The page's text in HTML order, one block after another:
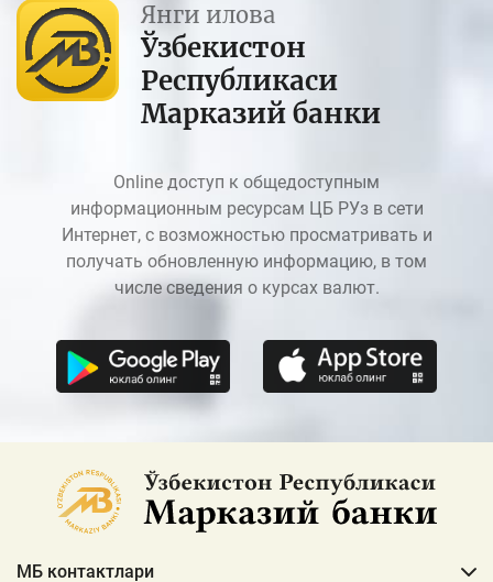
Янги илова
Ўзбекистон
Республикаси
Марказий банки
Online доступ к общедоступным
информационным ресурсам ЦБ РУз в сети
Интернет, с возможностью просматривать и
получать обновленную информацию, в том
числе сведения о курсах валют.
МБ контактлари